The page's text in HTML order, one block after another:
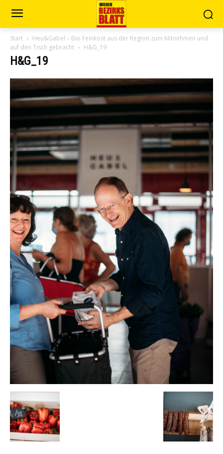
Start
Heu&Gabel – Bio Feinkost aus der Region zum Mitnehmen und
auf den Tisch gebracht
H&G_19
H&G_19